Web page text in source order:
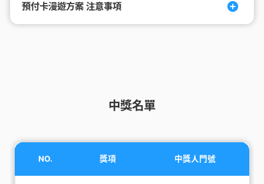
預付卡漫遊方案 注意事項
中獎名單
NO. 獎項 中獎人門號